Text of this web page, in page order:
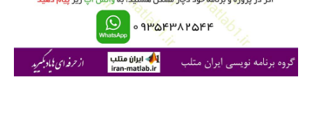
ی